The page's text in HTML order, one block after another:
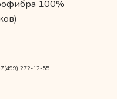
100%
272-12-55